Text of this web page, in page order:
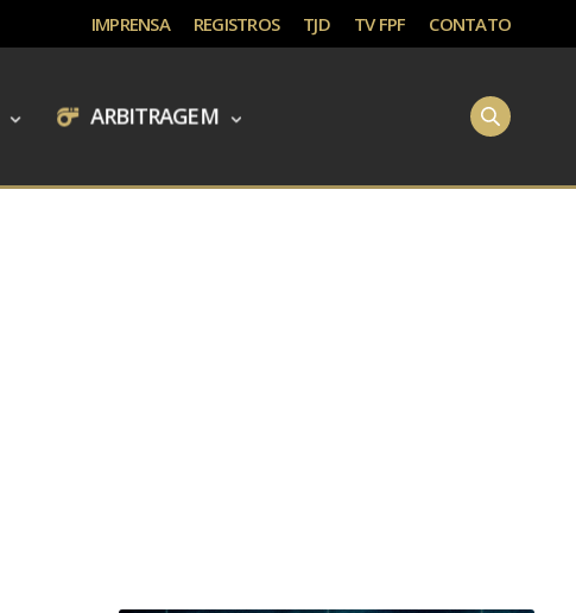
IMPRENSA REGISTROS TJD TV FPF CONTATO
ARBITRAGEM